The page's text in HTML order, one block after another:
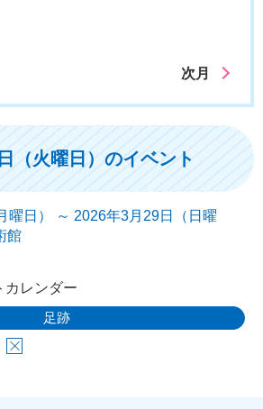
次月
（火曜日）のイベント
曜日） ～ 2026年3月29日（日曜
館
レンダー
足跡